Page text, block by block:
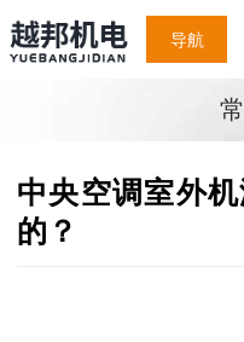
导航
中央空调室外
的？